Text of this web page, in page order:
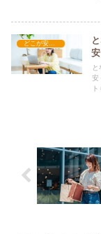
どこが安い？-雑貨
安